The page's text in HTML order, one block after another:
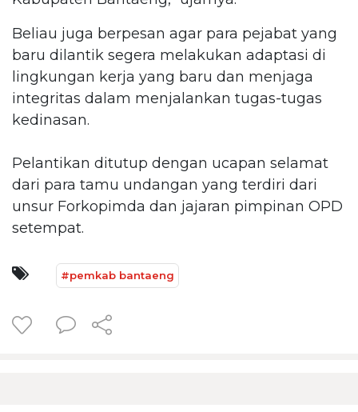
Beliau juga berpesan agar para pejabat yang
baru dilantik segera melakukan adaptasi di
lingkungan kerja yang baru dan menjaga
integritas dalam menjalankan tugas-tugas
kedinasan.
Pelantikan ditutup dengan ucapan selamat
dari para tamu undangan yang terdiri dari
unsur Forkopimda dan jajaran pimpinan OPD
setempat.
#pemkab bantaeng